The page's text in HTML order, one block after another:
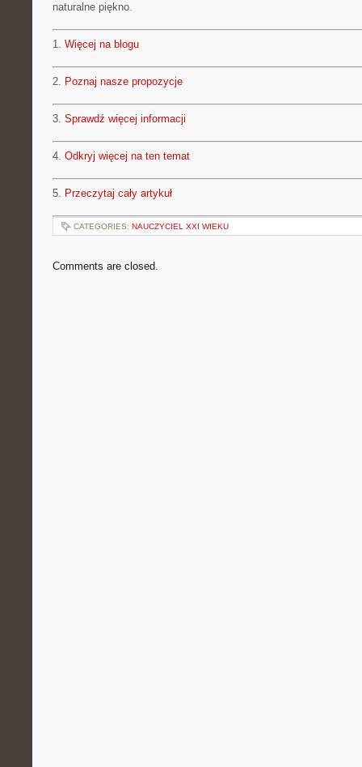
naturalne piękno.
1. Więcej na blogu
2. Poznaj nasze propozycje
3. Sprawdź więcej informacji
4. Odkryj więcej na ten temat
5. Przeczytaj cały artykuł
CATEGORIES: NAUCZYCIEL XXI WIEKU
Comments are closed.